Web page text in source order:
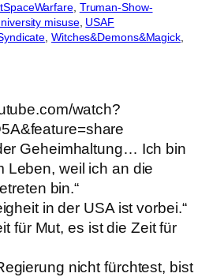
, Truman-Show-
misuse, USAF
, Witches&Demons&Magick
watch?
Geheimhaltung… Ich bin
Leben, weil ich an die
bin.“
in der USA ist vorbei.“
für Mut, es ist die Zeit für
nicht fürchtest, bist